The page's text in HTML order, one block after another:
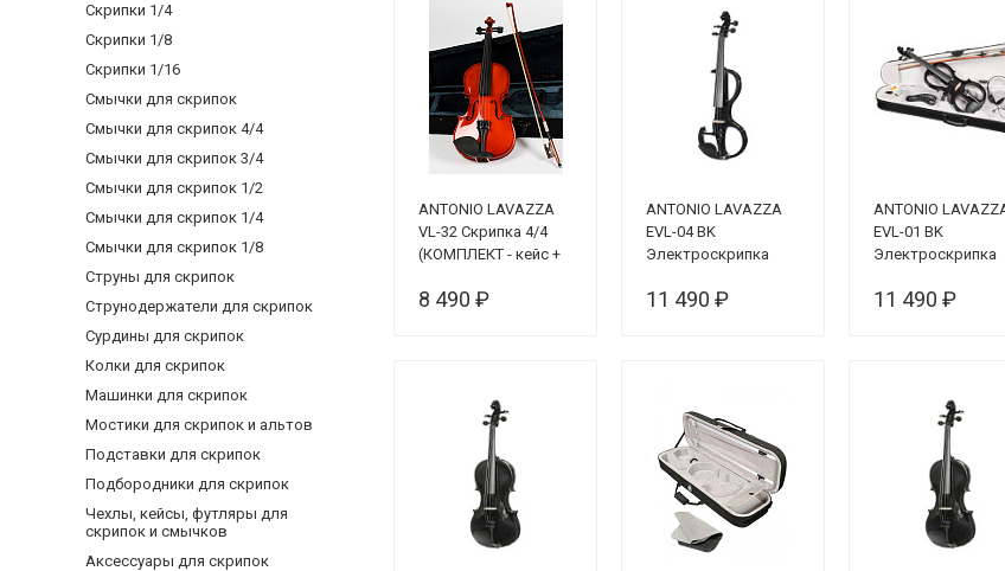
Скрипки 1/4
Скрипки 1/8
Скрипки 1/16
Смычки для скрипок
Смычки для скрипок 4/4
Смычки для скрипок 3/4
Смычки для скрипок 1/2
Смычки для скрипок 1/4
Смычки для скрипок 1/8
Струны для скрипок
Струнодержатели для скрипок
Сурдины для скрипок
Колки для скрипок
Машинки для скрипок
Мостики для скрипок и альтов
Подставки для скрипок
Подбородники для скрипок
Чехлы, кейсы, футляры для
скрипок и смычков
Аксессуары для скрипок
ANTONIO LAVAZZA
VL-32 Скрипка 4/4
(КОМПЛЕКТ - кейс +
8 490 ₽
ANTONIO LAVAZZA
EVL-04 BK
Электроскрипка
11 490 ₽
ANTONIO
EVL-01 BK
Электроскрипка
11 490 ₽